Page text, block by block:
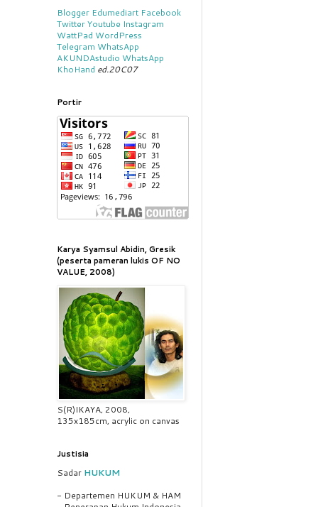
Blogger Edumediart Facebook
TwitterYoutube Instagram
WattPad WordPress
Telegram WhatsApp
AKUNDAstudio WhatsApp
KhoHand ed.20C07
Portir
Karya Syamsul Abidin, Gresik
(peserta pameran lukis OF NO
VALUE, 2008)
S(R)IKAYA, 2008,
135x185cm, acrylic on canvas
Justisia
Sadar HUKUM
- Departemen HUKUM & HAM